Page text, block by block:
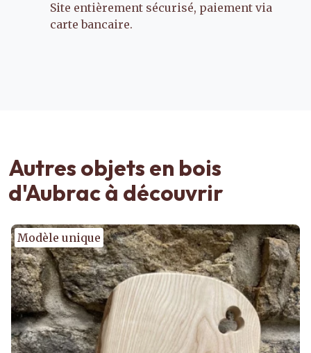
Site entièrement sécurisé, paiement via
carte bancaire.
Autres objets en bois
d'Aubrac à découvrir
Modèle unique